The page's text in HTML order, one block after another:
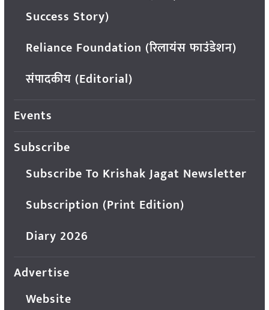
Success Story)
Reliance Foundation (रिलायंस फाउंडेशन)
संपादकीय (Editorial)
Events
Subscribe
Subscribe To Krishak Jagat Newsletter
Subscription (Print Edition)
Diary 2026
Advertise
Website